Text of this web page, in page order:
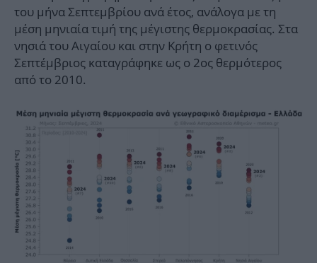
του μήνα Σεπτεμβρίου ανά έτος, ανάλογα με τη
μέση μηνιαία τιμή της μέγιστης θερμοκρασίας. Στα
νησιά του Αιγαίου και στην Κρήτη ο φετινός
Σεπτέμβριος καταγράφηκε ως ο 2ος θερμότερος
από το 2010.